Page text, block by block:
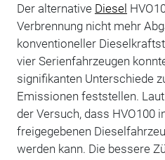
Der alternative Diesel
Verbrennung nicht mehr
konventioneller
vier Serienfahrzeugen
signifikanten Unterschiede
Emissionen feststellen.
der Versuch, dass HVO100
freigegebenen
werden kann. Die bessere